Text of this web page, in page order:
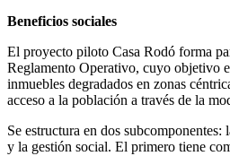
Beneficios sociales
El proyecto piloto Casa Rodó forma
Reglamento Operativo, cuyo objetivo
inmuebles degradados en zonas
acceso a la población a través de la
Se estructura en dos
y la gestión social. El primero tiene